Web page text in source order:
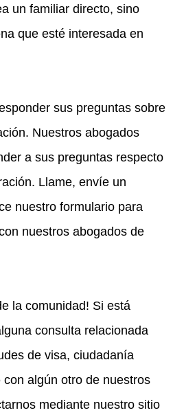
un familiar directo, sino
que esté interesada en
sus preguntas sobre
Nuestros abogados
a sus preguntas respecto
Llame, envíe un
nuestro formulario para
nuestros abogados de
la comunidad! Si está
consulta relacionada
de visa, ciudadanía
algún otro de nuestros
mediante nuestro sitio